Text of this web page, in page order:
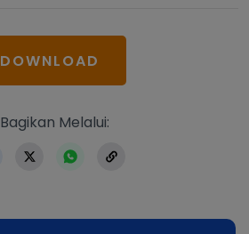
DOWNLOAD
https://
Bagikan Melalui: